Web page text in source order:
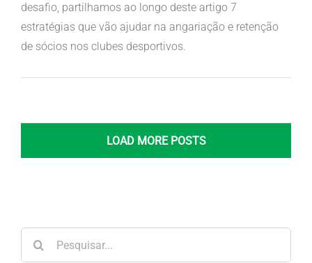
desafio, partilhamos ao longo deste artigo 7
estratégias que vão ajudar na angariação e retenção
de sócios nos clubes desportivos.
LOAD MORE POSTS